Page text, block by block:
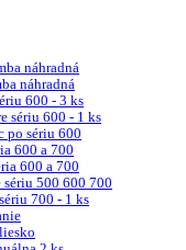
náhradná
náhradná
600 - 3 ks
sériu 600 - 1 ks
po sériu 600
600 a 700
600 a 700
500 600 700
700 - 1 ks